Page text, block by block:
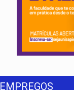
EMPREGOS